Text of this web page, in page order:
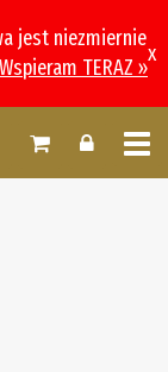
jest niezmiernie
Wspieram TERAZ »
x